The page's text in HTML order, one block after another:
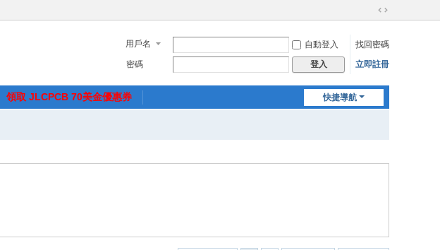
切
到
寬
用戶名 自動登入
找回密碼
密碼
登入 立即註冊
快捷導航
領取 JLCPCB 70美金優惠券